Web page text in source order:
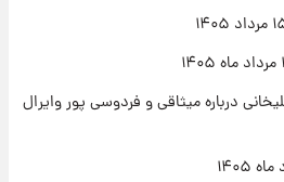
درباره میثاقی و فردوسی پور وایرال